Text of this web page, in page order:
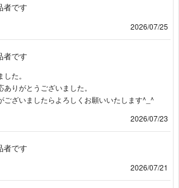
者です
2026/07/25
者です
た。
ありがとうございました。
ございましたらよろしくお願いいたします^_^
2026/07/23
者です
2026/07/21